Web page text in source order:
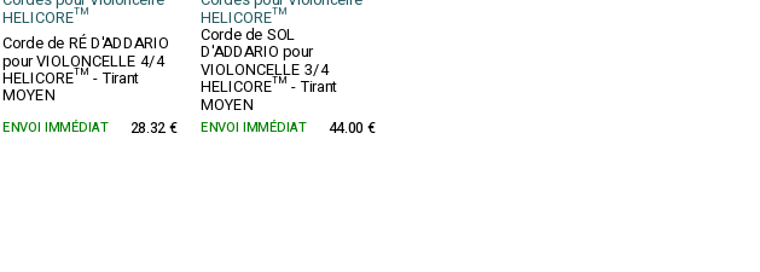
HELICORE™ HELICORE™
Corde de RÉ D'ADDARIO
pour VIOLONCELLE 4/4
HELICORE™ - Tirant
MOYEN
Corde de SOL
D'ADDARIO pour
VIOLONCELLE 3/4
HELICORE™ - Tirant
MOYEN
ENVOI IMMÉDIAT 28.32 € ENVOI IMMÉDIAT 44.00 €